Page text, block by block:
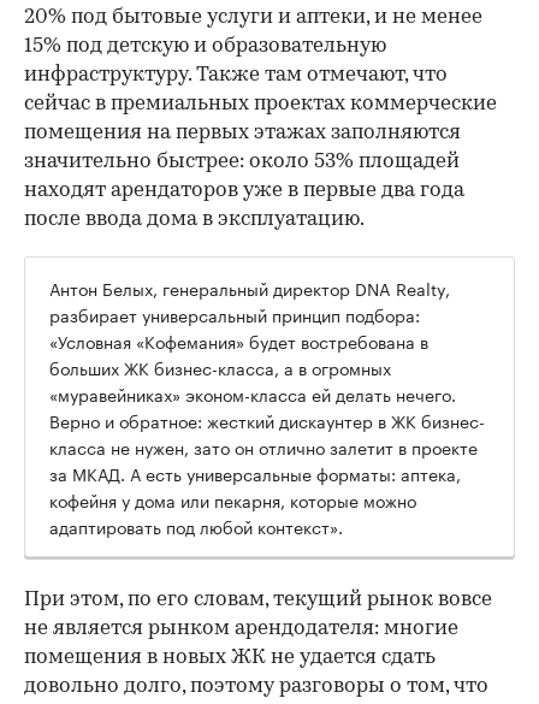
20% под бытовые услуги и аптеки, и не менее
15% под детскую и образовательную
инфраструктуру. Также там отмечают, что
сейчас в премиальных проектах коммерческие
помещения на первых этажах заполняются
значительно быстрее: около 53% площадей
находят арендаторов уже в первые два года
после ввода дома в эксплуатацию.
Антон Белых, генеральный директор DNA Realty,
разбирает универсальный принцип подбора:
«Условная «Кофемания» будет востребована в
больших ЖК бизнес-класса, а в огромных
«муравейниках» эконом-класса ей делать нечего.
Верно и обратное: жесткий дискаунтер в ЖК бизнес-
класса не нужен, зато он отлично залетит в проекте
за МКАД. А есть универсальные форматы: аптека,
кофейня у дома или пекарня, которые можно
адаптировать под любой контекст».
При этом, по его словам, текущий рынок вовсе
не является рынком арендодателя: многие
помещения в новых ЖК не удается сдать
довольно долго, поэтому разговоры о том, что